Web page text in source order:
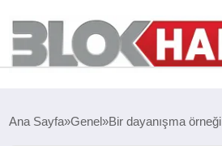
Ana Sayfa Genel Bir dayanışma